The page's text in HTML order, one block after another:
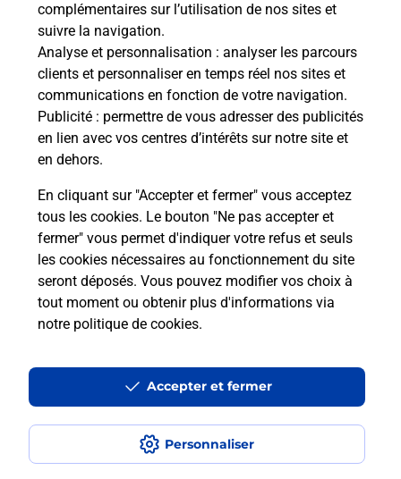
complémentaires sur l’utilisation de nos sites et
suivre la navigation.
Analyse et personnalisation : analyser les parcours
clients et personnaliser en temps réel nos sites et
communications en fonction de votre navigation.
Publicité : permettre de vous adresser des publicités
en lien avec vos centres d’intérêts sur notre site et
en dehors.
En cliquant sur "Accepter et fermer" vous acceptez
tous les cookies. Le bouton "Ne pas accepter et
fermer" vous permet d'indiquer votre refus et seuls
les cookies nécessaires au fonctionnement du site
seront déposés. Vous pouvez modifier vos choix à
tout moment ou obtenir plus d'informations via
notre politique de cookies.
Personnaliser
Accepter et fermer
Comment fonctionne la
téléassistance classique ?
Comment est installée la
téléassistance classique ?
Localiser Liste
Liste - téléassistance
Aisne - téléassistance
Liesse Notre Dame - téléassistance
Accessibilité : partiellement conforme
Conditions contractuelles
Mentions légales